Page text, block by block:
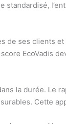
standardisé,
de ses clients
EcoVadis
la durée.
Cette